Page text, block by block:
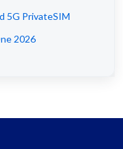
5G PrivateSIM
2026